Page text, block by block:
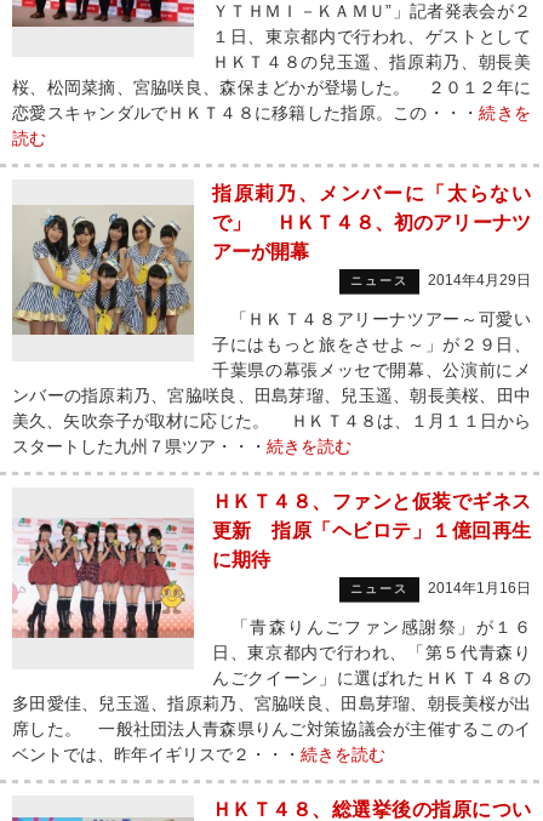
ＹＴＨＭＩ－ＫＡＭＵ”」記者発表会が２
１日、東京都内で行われ、ゲストとして
ＨＫＴ４８の兒玉遥、指原莉乃、朝長美
桜、松岡菜摘、宮脇咲良、森保まどかが登場した。 ２０１２年に
恋愛スキャンダルでＨＫＴ４８に移籍した指原。この・・・続きを
読む
指原莉乃、メンバーに「太らない
で」 ＨＫＴ４８、初のアリーナツ
アーが開幕
ニュース 2014年4月29日
「ＨＫＴ４８アリーナツアー～可愛い
子にはもっと旅をさせよ～」が２９日、
千葉県の幕張メッセで開幕、公演前にメ
ンバーの指原莉乃、宮脇咲良、田島芽瑠、兒玉遥、朝長美桜、田中
美久、矢吹奈子が取材に応じた。 ＨＫＴ４８は、１月１１日から
スタートした九州７県ツア・・・ 続きを読む
ＨＫＴ４８、ファンと仮装でギネス
更新 指原「ヘビロテ」１億回再生
に期待
ニュース 2014年1月16日
「青森りんごファン感謝祭」が１６
日、東京都内で行われ、「第５代青森り
んごクイーン」に選ばれたＨＫＴ４８の
多田愛佳、兒玉遥、指原莉乃、宮脇咲良、田島芽瑠、朝長美桜が出
席した。 一般社団法人青森県りんご対策協議会が主催するこのイ
ベントでは、昨年イギリスで２・・・ 続きを読む
ＨＫＴ４８、総選挙後の指原につい